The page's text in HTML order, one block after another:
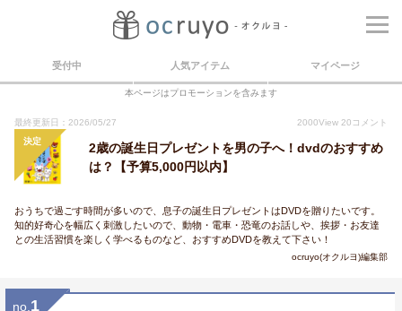
受付中 人気アイテム マイページ
本ページはプロモーションを含みます
最終更新日：2026/05/27 2000View 20 コメント
決定
2歳の誕生日プレゼントを男の子へ！dvdのおすすめ
は？【予算5,000円以内】
おうちで過ごす時間が多いので、息子の誕生日プレゼントはDVDを贈りたいです。
知的好奇心を幅広く刺激したいので、動物・電車・恐竜のお話しや、挨拶・お友達
との生活習慣を楽しく学べるものなど、おすすめDVDを教えて下さい！
ocruyo(オクルヨ)編集部
no. 1